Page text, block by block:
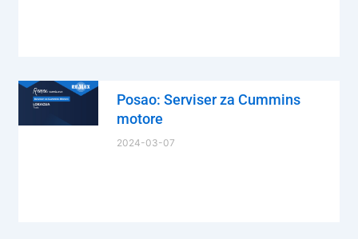
Posao: Serviser za Cummins
motore
2024-03-07